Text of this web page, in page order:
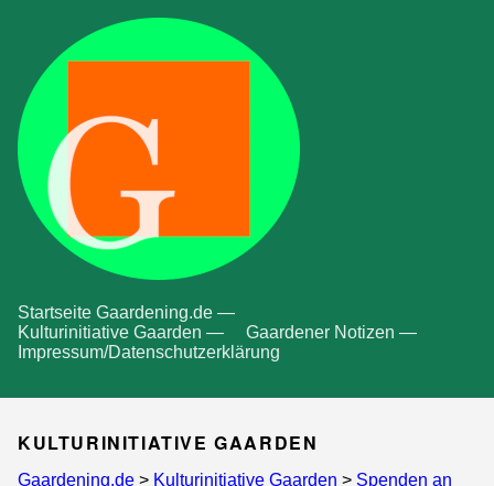
Startseite Gaardening.de —
Kulturinitiative Gaarden —
Gaardener Notizen —
Impressum/Datenschutzerklärung
KULTURINITIATIVE GAARDEN
Gaardening.de > Kulturinitiative Gaarden > Spenden an